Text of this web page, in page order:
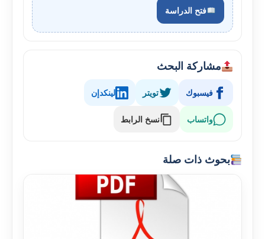
فتح الدراسة
مشاركة البحث
فيسبوك تويتر لينكدإن
واتساب نسخ الرابط
بحوث ذات صلة